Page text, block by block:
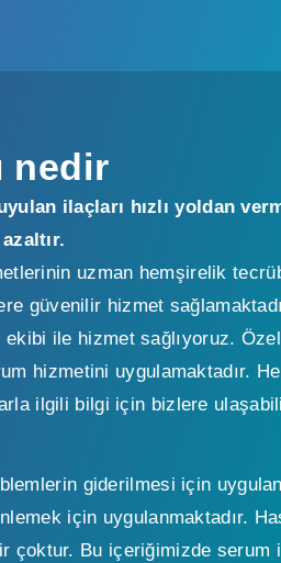
nedir
ilaçları hızlı yoldan
uzman hemşirelik
güvenilir hizmet
ekibi ile hizmet sağlıyoruz.
hizmetini uygulamaktadır.
ilgili bilgi için bizlere
giderilmesi için
için uygulanmaktadır.
çoktur. Bu içeriğimizde serum